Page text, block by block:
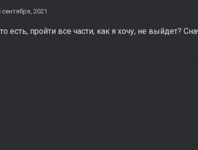
сентября, 2021
то есть, пройти все части, как я хочу, не выйдет?